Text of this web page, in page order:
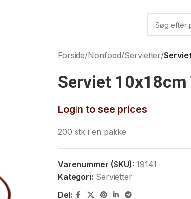
Forside/Nonfood/Servietter/
Serviet 10x18cm
Login to see prices
200 stk i en pakke
Varenummer (SKU): 19141
Kategori: Servietter
Del: